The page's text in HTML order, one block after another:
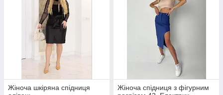
Жіноча шкіряна спідниця
Жіноча спідниця з фігурним